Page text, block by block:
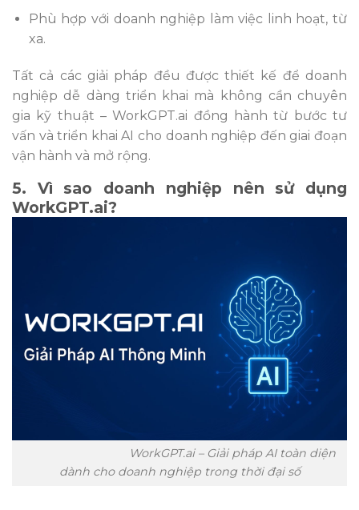
Phù hợp với doanh nghiệp làm việc linh hoạt, từ
xa.
Tất cả các giải pháp đều được thiết kế để doanh
nghiệp dễ dàng triển khai mà không cần chuyên
gia kỹ thuật – WorkGPT.ai đồng hành từ bước tư
vấn và triển khai AI cho doanh nghiệp đến giai đoạn
vận hành và mở rộng.
5. Vì sao doanh nghiệp nên sử dụng
WorkGPT.ai?
WorkGPT.ai – Giải pháp AI toàn diện
dành cho doanh nghiệp trong thời đại số